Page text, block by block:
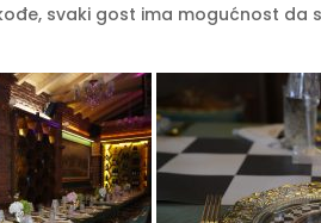
svaki gost ima mogućnost